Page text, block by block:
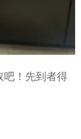
吧！先到者得